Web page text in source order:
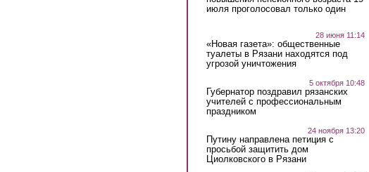
июля проголосовал только один
28 июня 11:14
«Новая газета»: общественные
туалеты в Рязани находятся под
угрозой уничтожения
5 октября 10:48
Губернатор поздравил рязанских
учителей с профессиональным
праздником
24 ноября 13:20
Путину направлена петиция с
просьбой защитить дом
Циолковского в Рязани